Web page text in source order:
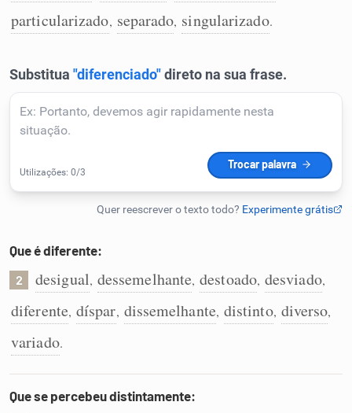
Detector de IA
Humanizador de IA
Caça-palavras
Dicionário
Sinônimos
particularizado, separado, singularizado.
Que é diferente:
2 desigual, dessemelhante, destoado, desviado,
diferente, díspar, dissemelhante, distinto, diverso,
variado.
Que se percebeu distintamente: